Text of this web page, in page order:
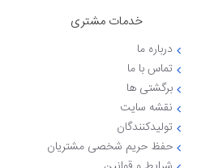
خدمات مشتری
درباره ما
تماس با ما
برگشتی ها
نقشه سایت
تولیدکنندگان
حفظ حریم شخصی مشتریان